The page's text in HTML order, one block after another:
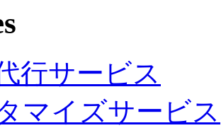
行サービス
マイズサービス